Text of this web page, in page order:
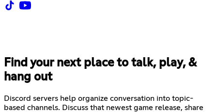
Find your next place to talk, play, &
hang out
Discord servers help organize conversation into topic-
based channels. Discuss that newest game release, share